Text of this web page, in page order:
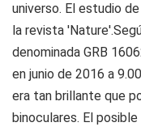
universo. El estudio
la revista
denominada GRB
en junio de 2016 a
era tan brillante que
binoculares. El